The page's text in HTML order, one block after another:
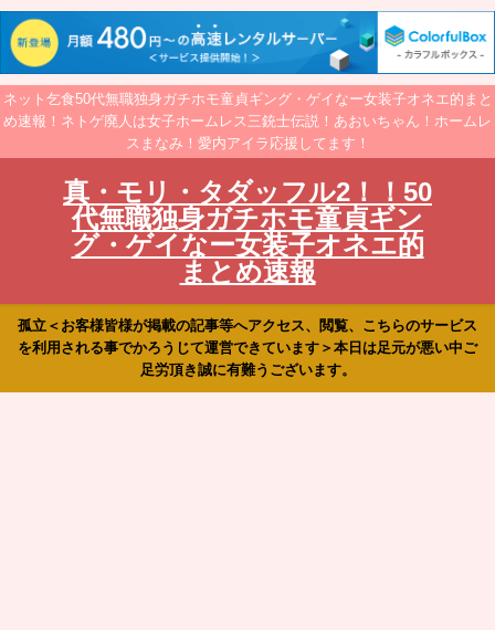
ネット乞食50代無職独身ガチホモ童貞ギング・ゲイなー女装子オネエ的まと
め速報！ネトゲ廃人は女子ホームレス三銃士伝説！あおいちゃん！ホームレ
スまなみ！愛内アイラ応援してます！
真・モリ・タダッフル2！！50
代無職独身ガチホモ童貞ギン
グ・ゲイなー女装子オネエ的
まとめ速報
孤立＜お客様皆様が掲載の記事等へアクセス、閲覧、こちらのサービス
を利用される事でかろうじて運営できています＞本日は足元が悪い中ご
足労頂き誠に有難うございます。